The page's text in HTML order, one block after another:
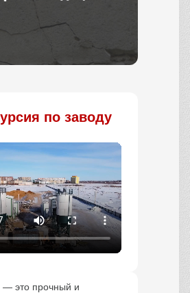
по заводу
это прочный и